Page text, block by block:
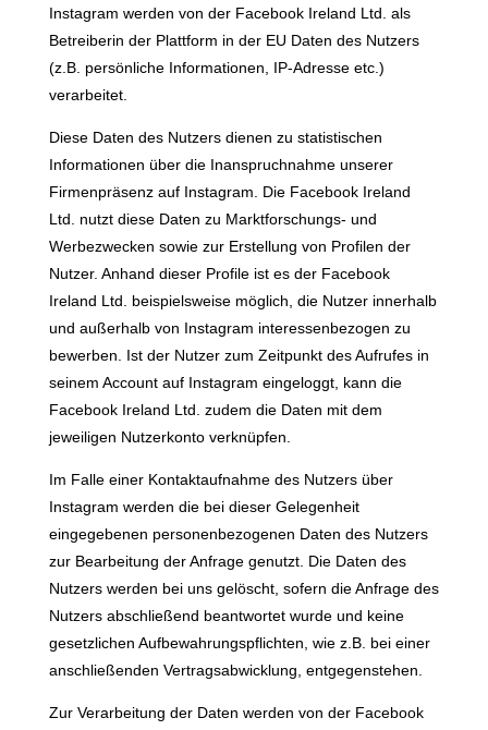
Instagram werden von der Facebook Ireland Ltd. als
Betreiberin der Plattform in der EU Daten des Nutzers
(z.B. persönliche Informationen, IP-Adresse etc.)
verarbeitet.
Diese Daten des Nutzers dienen zu statistischen
Informationen über die Inanspruchnahme unserer
Firmenpräsenz auf Instagram. Die Facebook Ireland
Ltd. nutzt diese Daten zu Marktforschungs- und
Werbezwecken sowie zur Erstellung von Profilen der
Nutzer. Anhand dieser Profile ist es der Facebook
Ireland Ltd. beispielsweise möglich, die Nutzer innerhalb
und außerhalb von Instagram interessenbezogen zu
bewerben. Ist der Nutzer zum Zeitpunkt des Aufrufes in
seinem Account auf Instagram eingeloggt, kann die
Facebook Ireland Ltd. zudem die Daten mit dem
jeweiligen Nutzerkonto verknüpfen.
Im Falle einer Kontaktaufnahme des Nutzers über
Instagram werden die bei dieser Gelegenheit
eingegebenen personenbezogenen Daten des Nutzers
zur Bearbeitung der Anfrage genutzt. Die Daten des
Nutzers werden bei uns gelöscht, sofern die Anfrage des
Nutzers abschließend beantwortet wurde und keine
gesetzlichen Aufbewahrungspflichten, wie z.B. bei einer
anschließenden Vertragsabwicklung, entgegenstehen.
Zur Verarbeitung der Daten werden von der Facebook